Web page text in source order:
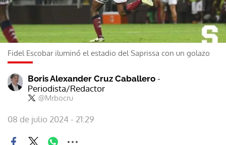
Fidel Escobar iluminó el estadio del Saprissa con un golazo
Boris Alexander Cruz Caballero -
Periodista/Redactor
@Mrbocru
08 de julio 2024 - 21:29